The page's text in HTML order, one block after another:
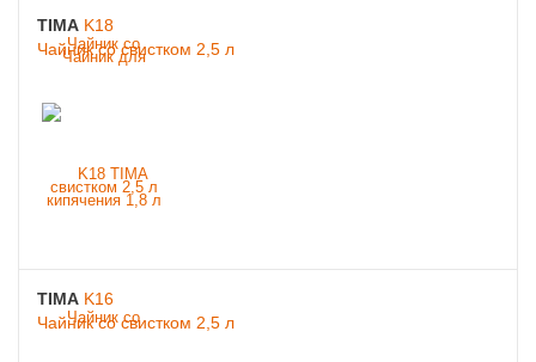
TIMA K18
Чайник со свистком 2,5 л
TIMA K16
Чайник со свистком 2,5 л